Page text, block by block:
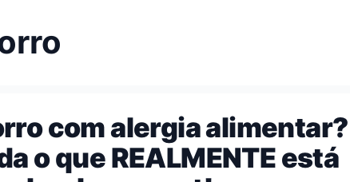
com alergia alimentar?
o que REALMENTE está